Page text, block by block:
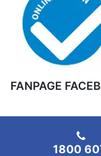
FANPAGE
1800